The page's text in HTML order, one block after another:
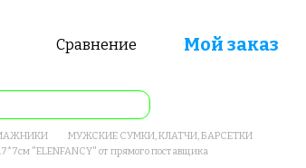
Сравнение Мой заказ
МУЖСКИЕ СУМКИ, КЛАТЧИ, БАРСЕТКИ
"ELENFANCY" от прямого поставщика